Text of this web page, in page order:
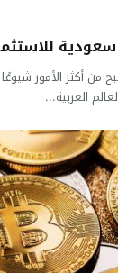
أكثر الأمور شيوعًا
العربية...